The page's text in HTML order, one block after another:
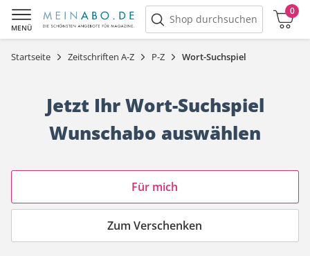
MENÜ
Shop durchsuchen
0
Warenkorb
Startseite Zeitschriften A-Z P-Z Wort-Suchspiel
Jetzt Ihr Wort-Suchspiel
Wunschabo auswählen
Angebotskategorie
Für mich
Zum Verschenken